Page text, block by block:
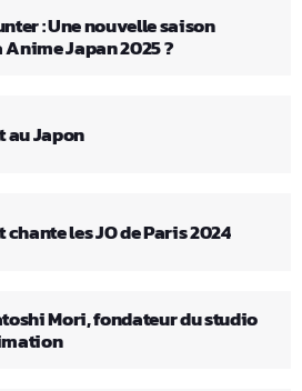
: Une nouvelle saison
Japan 2025 ?
au Japon
chante les JO de Paris 2024
Mori, fondateur du studio